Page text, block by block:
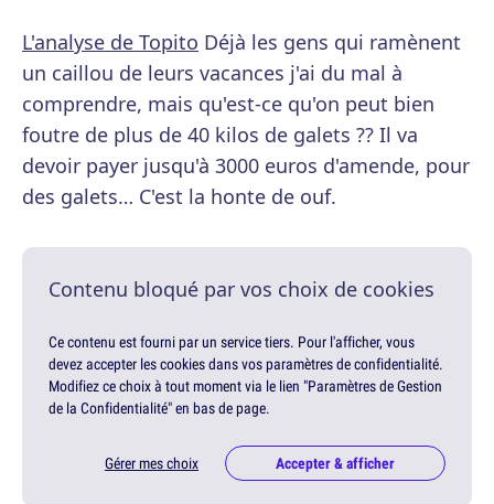
L'analyse de Topito Déjà les gens qui ramènent
un caillou de leurs vacances j'ai du mal à
comprendre, mais qu'est-ce qu'on peut bien
foutre de plus de 40 kilos de galets ?? Il va
devoir payer jusqu'à 3000 euros d'amende, pour
des galets… C'est la honte de ouf.
Contenu bloqué par vos choix de cookies
Ce contenu est fourni par un service tiers. Pour l'afficher, vous
devez accepter les cookies dans vos paramètres de confidentialité.
Modifiez ce choix à tout moment via le lien "Paramètres de Gestion
de la Confidentialité" en bas de page.
Gérer mes choix Accepter & afficher